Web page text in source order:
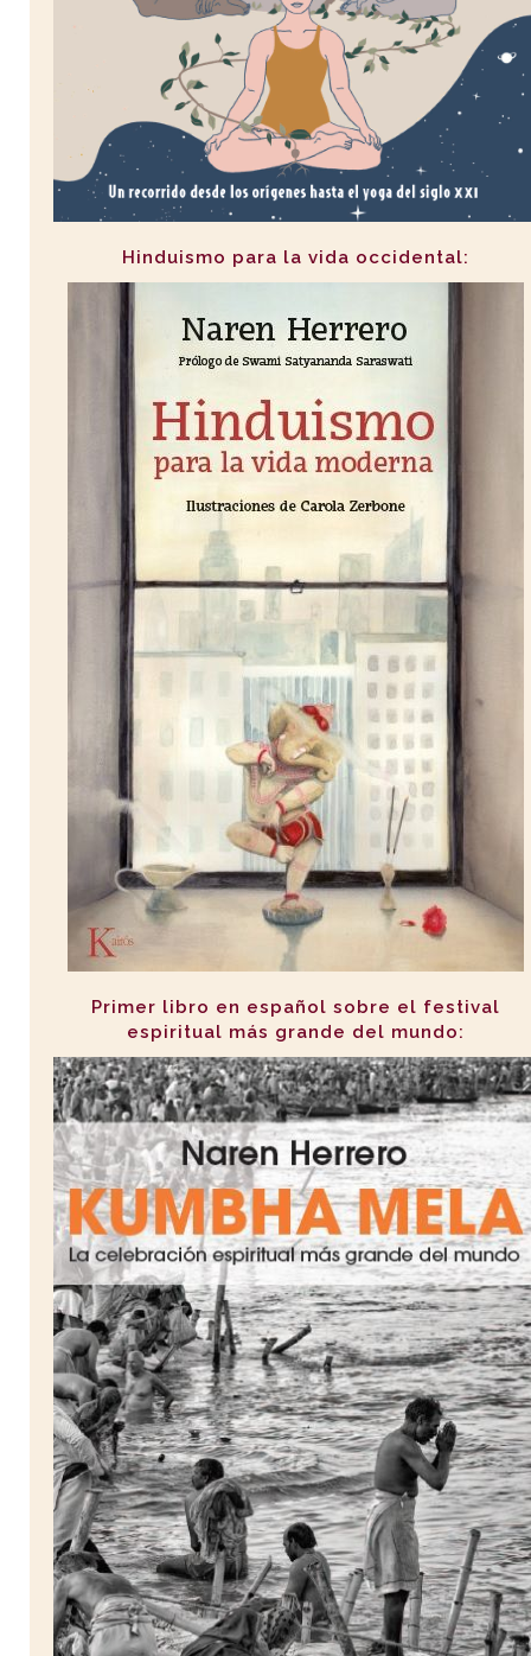
Hinduismo para la vida occidental:
Primer libro en español sobre el festival
espiritual más grande del mundo: